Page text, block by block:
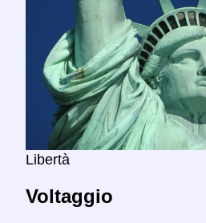
Libertà
Voltaggio